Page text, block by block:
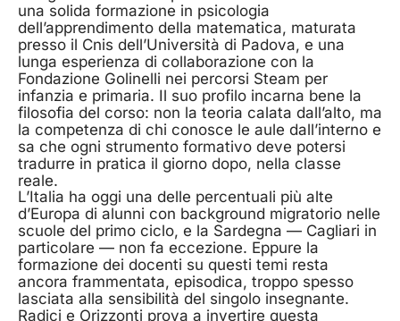
una solida formazione in psicologia
dell’apprendimento della matematica, maturata
presso il Cnis dell’Università di Padova, e una
lunga esperienza di collaborazione con la
Fondazione Golinelli nei percorsi Steam per
infanzia e primaria. Il suo profilo incarna bene la
filosofia del corso: non la teoria calata dall’alto, ma
la competenza di chi conosce le aule dall’interno e
sa che ogni strumento formativo deve potersi
tradurre in pratica il giorno dopo, nella classe
reale.
L’Italia ha oggi una delle percentuali più alte
d’Europa di alunni con background migratorio nelle
scuole del primo ciclo, e la Sardegna — Cagliari in
particolare — non fa eccezione. Eppure la
formazione dei docenti su questi temi resta
ancora frammentata, episodica, troppo spesso
lasciata alla sensibilità del singolo insegnante.
Radici e Orizzonti prova a invertire questa